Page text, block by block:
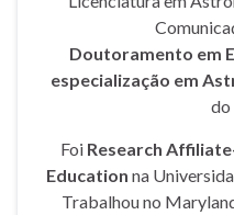
Doutoramento em
especialização em
do
Foi Research
Education na
Trabalhou no